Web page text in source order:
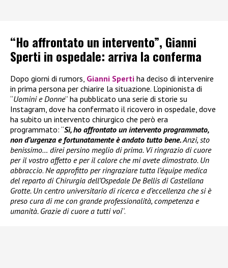
“Ho affrontato un intervento”, Gianni
Sperti in ospedale: arriva la conferma
Dopo giorni di rumors, Gianni Sperti ha deciso di intervenire
in prima persona per chiarire la situazione. L’opinionista di
“Uomini e Donne” ha pubblicato una serie di storie su
Instagram, dove ha confermato il ricovero in ospedale, dove
ha subito un intervento chirurgico che però era
programmato: “Sì, ho affrontato un intervento programmato,
non d’urgenza e fortunatamente è andato tutto bene.Anzi, sto
benissimo… direi persino meglio di prima. Vi ringrazio di cuore
per il vostro affetto e per il calore che mi avete dimostrato. Un
abbraccio. Ne approfitto per ringraziare tutta l’équipe medica
del reparto di Chirurgia dell’Ospedale De Bellis di Castellana
Grotte. Un centro universitario di ricerca e d’eccellenza che si è
preso cura di me con grande professionalità, competenza e
umanità. Grazie di cuore a tutti voi“.